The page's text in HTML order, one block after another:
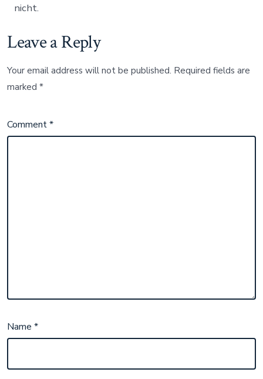
nicht.
Leave a Reply
Your email address will not be published. Required fields are
marked*
Comment*
Name*